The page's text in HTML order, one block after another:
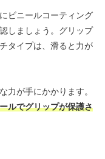
ビニールコーティング
しましょう。グリップ
タイプは、滑ると力が
力が手にかかります。
ルでグリップが保護さ